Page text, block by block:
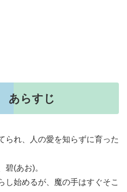
あらすじ
られ、人の愛を知らずに育った
碧(あお)。
し始めるが、魔の手はすぐそこ